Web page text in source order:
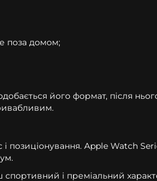
поза домом;
його формат, після
і позиціонування. Apple Watch
і преміальний